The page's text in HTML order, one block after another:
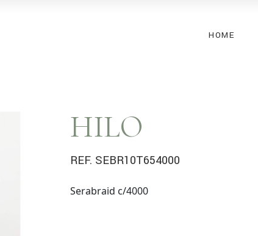
HOME
HILO
REF. SEBR10T654000
Serabraid c/4000